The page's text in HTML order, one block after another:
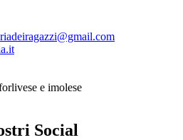
e imolese
Social